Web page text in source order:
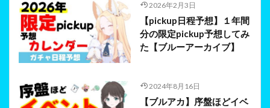
2026年2月3日
【pickup日程予想】１年間
分の限定pickup予想してみ
た【ブルーアーカイブ】
2024年8月16日
【ブルアカ】序盤ほどイベ